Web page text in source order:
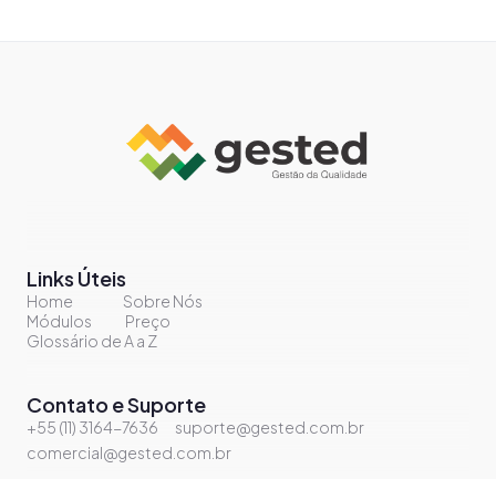
Links Úteis
Home
Sobre Nós
Módulos
Preço
Glossário de A a Z
Contato e Suporte
+55 (11) 3164-7636
suporte@gested.com.br
comercial@gested.com.br